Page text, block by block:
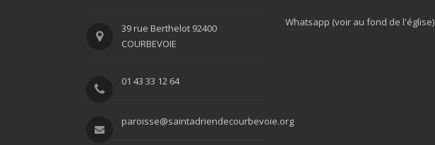
39 rue Berthelot 92400
COURBEVOIE
01 43 33 12 64
paroisse@saintadriendecourbevoie.org
Whatsapp (voir au fond de l'église)